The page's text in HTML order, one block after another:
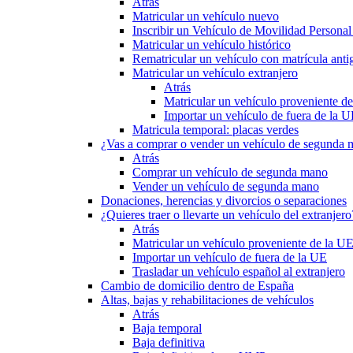
Matricular un vehículo nuevo
Inscribir un Vehículo de Movilidad
Matricular un vehículo histórico
Rematricular un vehículo con matrícula
Matricular un vehículo extranjero
Atrás
Matricular un vehículo proveniente
Importar un vehículo de fuera de la
Matricula temporal: placas verdes
¿Vas a comprar o vender un vehículo de segunda
Atrás
Comprar un vehículo de segunda mano
Vender un vehículo de segunda mano
Donaciones, herencias y divorcios o separaciones
¿Quieres traer o llevarte un vehículo del
Atrás
Matricular un vehículo proveniente de la UE
Importar un vehículo de fuera de la UE
Trasladar un vehículo español al extranjero
Cambio de domicilio dentro de España
Altas, bajas y rehabilitaciones de vehículos
Atrás
Baja temporal
Baja definitiva